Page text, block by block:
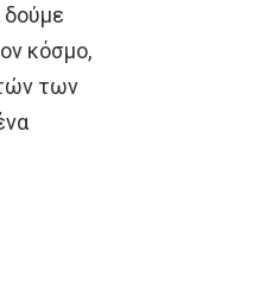
δούμε
κόσμο,
των